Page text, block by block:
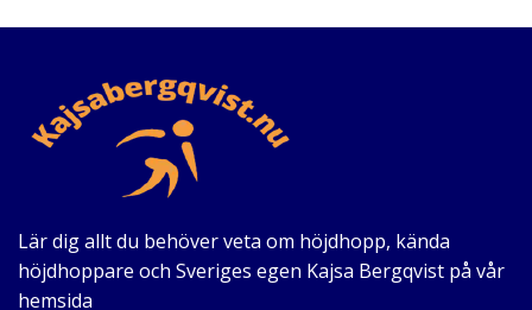
Lär dig allt du behöver veta om höjdhopp, kända
höjdhoppare och Sveriges egen Kajsa Bergqvist på vår
hemsida